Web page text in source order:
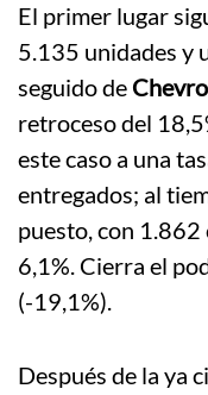
El primer lugar
5.135 unidades y
seguido de
retroceso del
este caso a una
entregados; al
puesto, con 1.862
6,1%. Cierra el
(-19,1%).
Después de la ya